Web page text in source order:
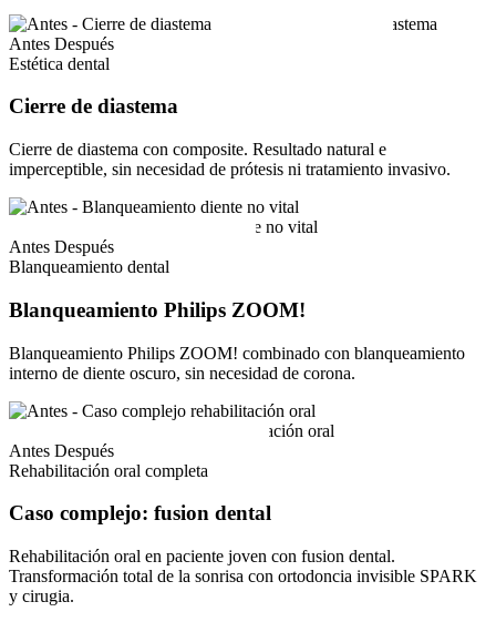
Antes Después
Estética dental
Cierre de diastema
Cierre de diastema con composite. Resultado natural e
imperceptible, sin necesidad de prótesis ni tratamiento invasivo.
Antes Después
Blanqueamiento dental
Blanqueamiento Philips ZOOM!
Blanqueamiento Philips ZOOM! combinado con blanqueamiento
interno de diente oscuro, sin necesidad de corona.
Antes Después
Rehabilitación oral completa
Caso complejo: fusion dental
Rehabilitación oral en paciente joven con fusion dental.
Transformación total de la sonrisa con ortodoncia invisible SPARK
y cirugia.